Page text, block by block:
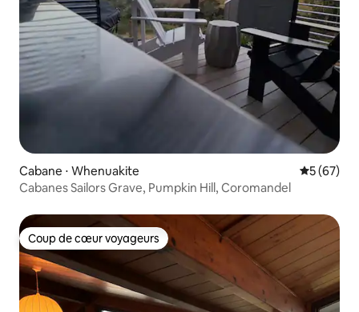
Cabane ⋅ Whenuakite
5 (67)
Cabanes Sailors Grave, Pumpkin Hill, Coromandel
Coup de cœur voyageurs
Coup de cœur voyageurs